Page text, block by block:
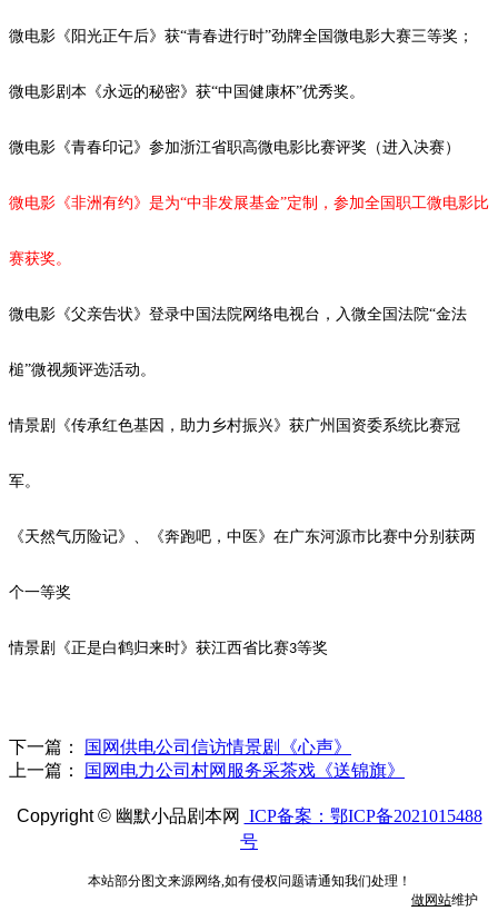
微电影《阳光正午后》获“青春进行时”劲牌全国微电影大赛三等奖；
微电影剧本《永远的秘密》获“中国健康杯”优秀奖。
微电影《青春印记》参加浙江省职高微电影比赛评奖（进入决赛）
微电影《非洲有约》是为“中非发展基金”定制，参加全国职工微电影比
赛获奖。
微电影《父亲告状》登录中国法院网络电视台，入微全国法院“金法
槌”微视频评选活动。
情景剧《传承红色基因，助力乡村振兴》获广州国资委系统比赛冠
军。
《天然气历险记》、《奔跑吧，中医》在广东河源市比赛中分别获两
个一等奖
情景剧《正是白鹤归来时》获江西省比赛3等奖
下一篇：
国网供电公司信访情景剧《心声》
上一篇：
国网电力公司村网服务采茶戏《送锦旗》
Copyright © 幽默小品剧本网
ICP备案：鄂ICP备2021015488
号
本站部分图文来源网络,如有侵权问题请通知我们处理！
做网站维护